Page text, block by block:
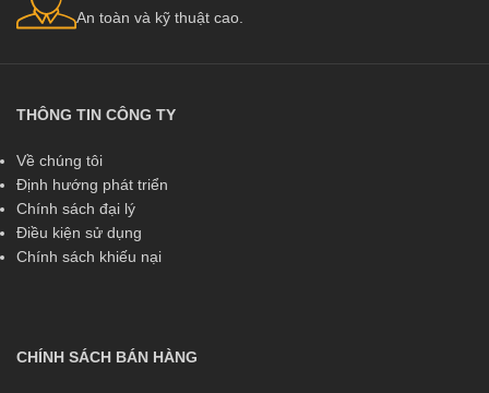
An toàn và kỹ thuật cao.
THÔNG TIN CÔNG TY
Về chúng tôi
Định hướng phát triển
Chính sách đại lý
Điều kiện sử dụng
Chính sách khiếu nại
CHÍNH SÁCH BÁN HÀNG